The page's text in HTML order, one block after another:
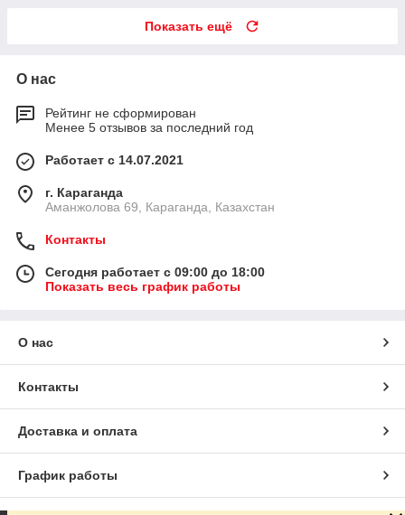
Показать ещё
О нас
Рейтинг не сформирован
Менее 5 отзывов за последний год
Работает с 14.07.2021
г. Караганда
Аманжолова 69, Караганда, Казахстан
Контакты
Сегодня работает с 09:00 до 18:00
Показать весь график работы
О нас
Контакты
Доставка и оплата
График работы